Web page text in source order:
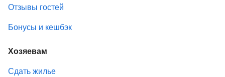
Отзывы гостей
Бонусы и кешбэк
Хозяевам
Сдать жилье